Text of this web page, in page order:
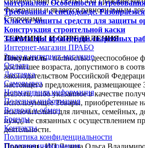
Федерации и является равносильным
Сторонами.
ТЕРМИНЫ И ОПРЕДЕЛЕНИЯ.
Покупатель- полностью дееспособное
достигшее возраста, допустимого в
законодательством Российской
настоящего предложения, размещающее
prabo.ru, либо указанное в качестве
использующее Товары, приобретенные
исключительно для личных, семейных,
нужд, не связанных с осуществлением
деятельности.
Продавец- ИП Лезина Ольга
материалов. Особенности и
Требования к спецодежде.
Классы защиты средств для защиты
Конструкция строительной каски
Защита при проведении сварочных
Интернет-магазин ПРАБО
Заказ в интернет-магазине
Оплата
Доставка
Самовывоз
Нормативная информация
Полезная информация
Возврат и обмен
Бренды
Контакты
Политика конфиденциальности
Полезная информация